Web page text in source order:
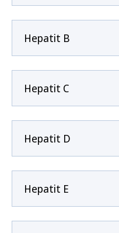
Hepatit B
Hepatit C
Hepatit D
Hepatit E